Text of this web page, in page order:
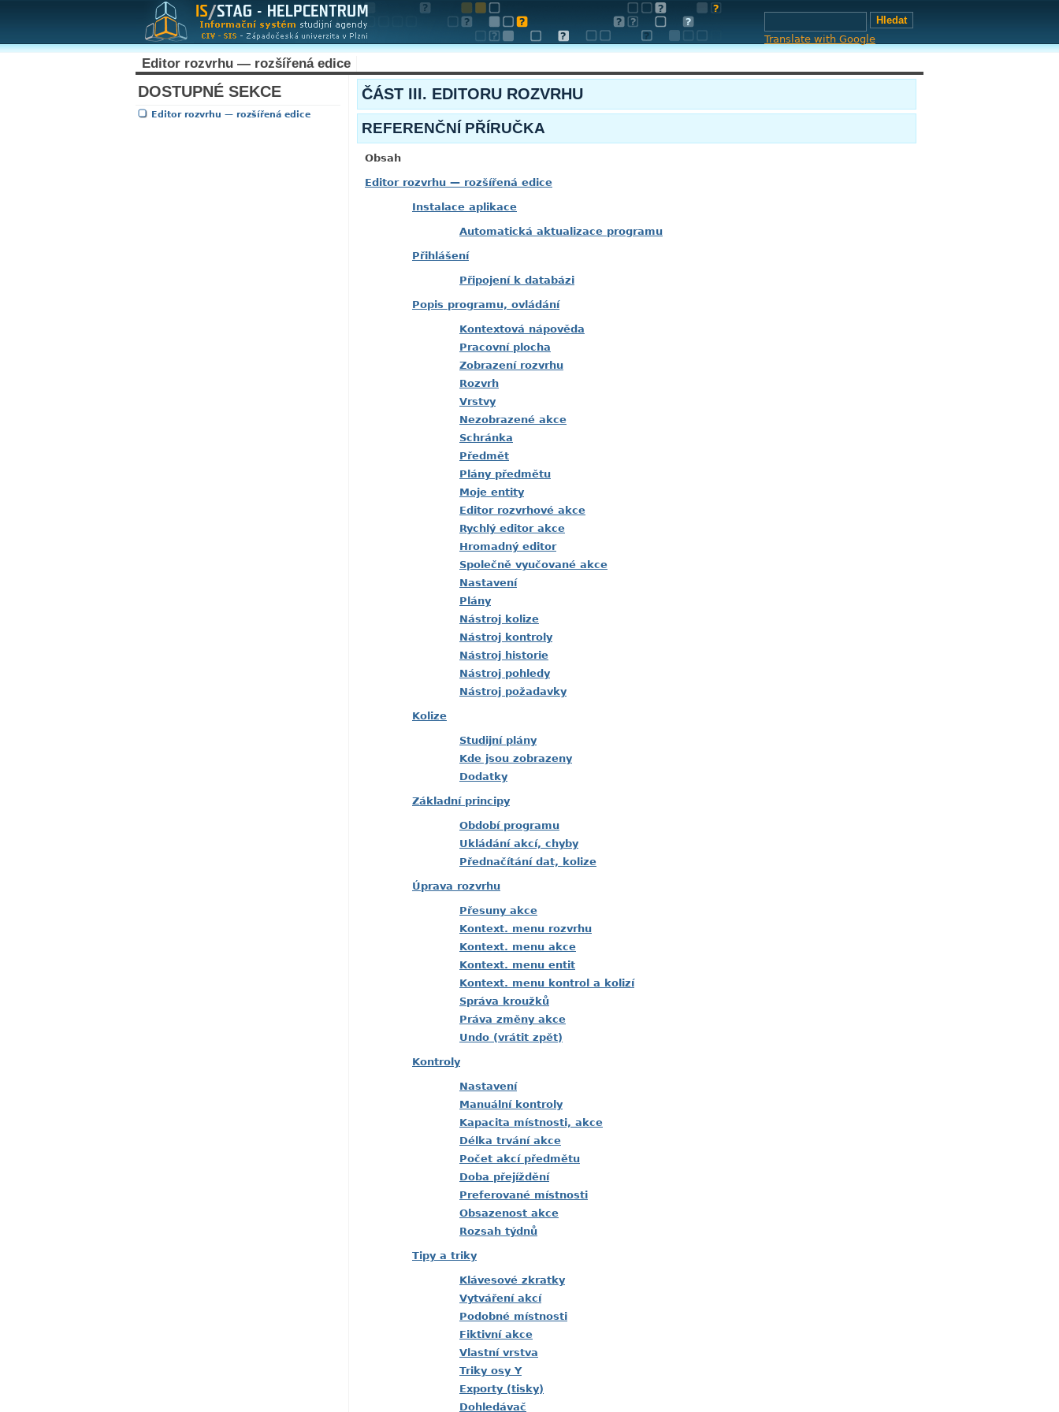
Translate with Google
Editor rozvrhu — rozšířená edice
DOSTUPNÉ SEKCE
Editor rozvrhu — rozšířená edice
ČÁST III. EDITORU ROZVRHU
REFERENČNÍ PŘÍRUČKA
Obsah
Editor rozvrhu — rozšířená edice
Instalace aplikace
Automatická aktualizace programu
Přihlášení
Připojení k databázi
Popis programu, ovládání
Kontextová nápověda
Pracovní plocha
Zobrazení rozvrhu
Rozvrh
Vrstvy
Nezobrazené akce
Schránka
Předmět
Plány předmětu
Moje entity
Editor rozvrhové akce
Rychlý editor akce
Hromadný editor
Společně vyučované akce
Nastavení
Plány
Nástroj kolize
Nástroj kontroly
Nástroj historie
Nástroj pohledy
Nástroj požadavky
Kolize
Studijní plány
Kde jsou zobrazeny
Dodatky
Základní principy
Období programu
Ukládání akcí, chyby
Přednačítání dat, kolize
Úprava rozvrhu
Přesuny akce
Kontext. menu rozvrhu
Kontext. menu akce
Kontext. menu entit
Kontext. menu kontrol a kolizí
Správa kroužků
Práva změny akce
Undo (vrátit zpět)
Kontroly
Nastavení
Manuální kontroly
Kapacita místnosti, akce
Délka trvání akce
Počet akcí předmětu
Doba přejíždění
Preferované místnosti
Obsazenost akce
Rozsah týdnů
Tipy a triky
Klávesové zkratky
Vytváření akcí
Podobné místnosti
Fiktivní akce
Vlastní vrstva
Triky osy Y
Exporty (tisky)
Dohledávač